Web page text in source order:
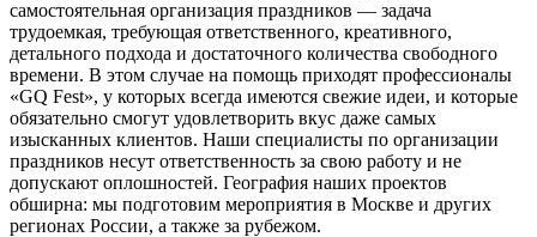
самостоятельная организация праздников — задача
трудоемкая, требующая ответственного, креативного,
детального подхода и достаточного количества свободного
времени. В этом случае на помощь приходят профессионалы
«GQ Fest», у которых всегда имеются свежие идеи, и которые
обязательно смогут удовлетворить вкус даже самых
изысканных клиентов. Наши специалисты по организации
праздников несут ответственность за свою работу и не
допускают оплошностей. География наших проектов
обширна: мы подготовим мероприятия в Москве и других
регионах России, а также за рубежом.